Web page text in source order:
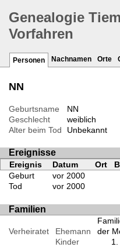
Genealogie
Vorfahren
Personen Nachnamen Orte
NN
Geburtsname
NN
Geschlecht
weiblich
Alter beim Tod
Unbekannt
Ereignisse
Ereignis Datum Ort
Geburt
vor 2000
Tod
vor 2000
Familien
Verheiratet
Ehemann
der
Kinder